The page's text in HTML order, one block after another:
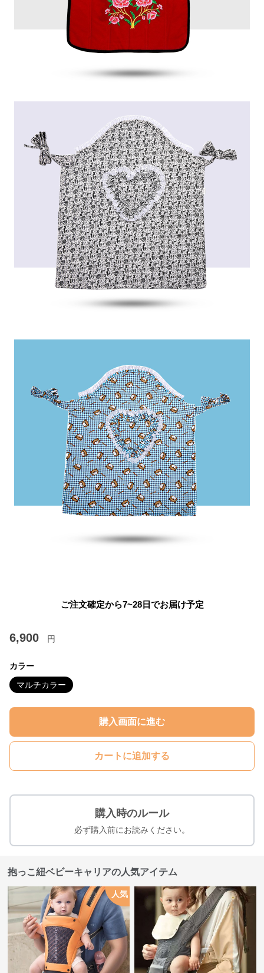
ご注文確定から7~28日でお届け予定
6,900 円
カラー
マルチカラー
購入画面に進む
カートに追加する
購入時のルール
必ず購入前にお読みください。
抱っこ紐ベビーキャリアの人気アイテム
人気